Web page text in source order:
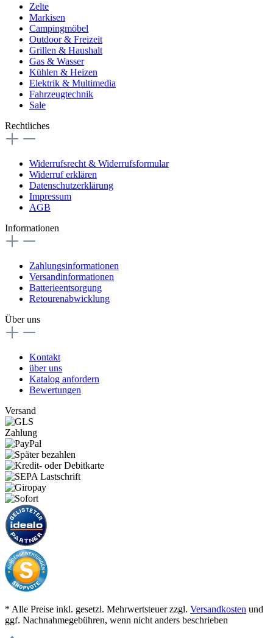
Zelte
Markisen
Campingmöbel
Outdoor & Freizeit
Grillen & Haushalt
Gas & Wasser
Kühlen & Heizen
Elektrik & Multimedia
Fahrzeugtechnik
Sale
Rechtliches
Widerrufsrecht & Widerrufsformular
Widerruf erklären
Datenschutzerklärung
Impressum
AGB
Informationen
Zahlungsinformationen
Versandinformationen
Batterieentsorgung
Retourenabwicklung
Über uns
Kontakt
über uns
Katalog anfordern
Bewertungen
Versand
Zahlung
* Alle Preise inkl. gesetzl. Mehrwertsteuer zzgl. Versandkosten und
ggf. Nachnahmegebühren, wenn nicht anders beschrieben